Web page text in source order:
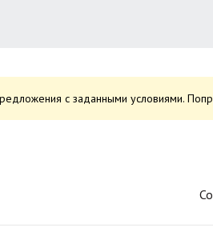
с заданными условиями.